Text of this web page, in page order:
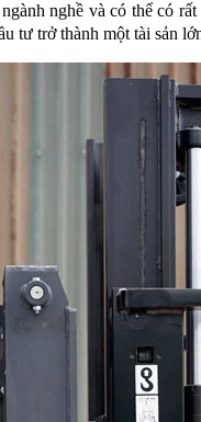
nghề và có thể có
tư trở thành một tài sản